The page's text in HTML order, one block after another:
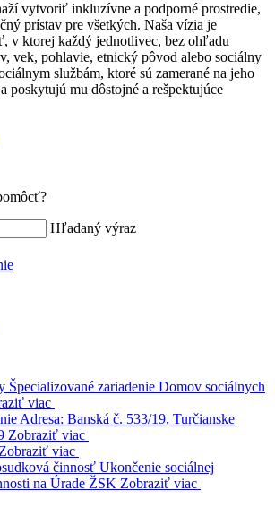
vytvoriť inkluzívne a podporné prostredie,
prístav pre všetkých. Naša vízia je
v ktorej každý jednotlivec, bez ohľadu
vek, pohlavie, etnický pôvod alebo sociálny
službám, ktoré sú zamerané na jeho
poskytujú mu dôstojné a rešpektujúce
Hľadaný výraz
Špecializované zariadenie Domov sociálnych
viac
Adresa: Banská č. 533/19, Turčianske
Zobraziť viac
Zobraziť viac
činnosť Ukončenie sociálnej
na Úrade ŽSK Zobraziť viac